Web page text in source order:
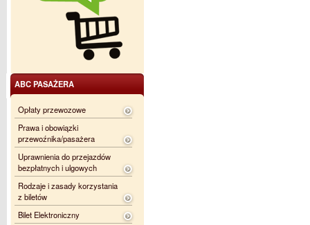
ABC PASAŻERA
Opłaty przewozowe
Prawa i obowiązki
przewoźnika/pasażera
Uprawnienia do przejazdów
bezpłatnych i ulgowych
Rodzaje i zasady korzystania
z biletów
Bilet Elektroniczny